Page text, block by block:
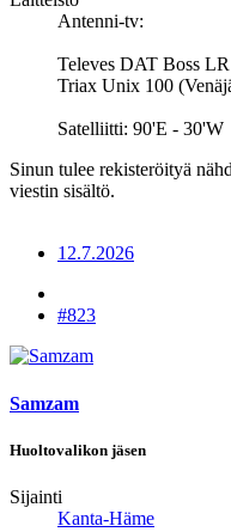
Antenni-tv:
Televes DAT Boss
Triax Unix 100
Satelliitti: 90'E - 30'W
Sinun tulee rekisteröityä
viestin sisältö.
12.7.2026
#823
Samzam
Huoltovalikon jäsen
Sijainti
Kanta-Häme